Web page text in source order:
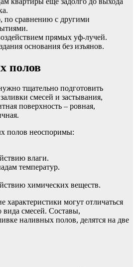
по сравнению с другими
прямых уф-лучей.
основания без изъянов.
полов
тщательно подготовить
смесей и застывания,
поверхность – ровная,
полов неоспоримы:
влаги.
температур.
химических веществ.
характеристики могут отличаться
вида смесей. Составы,
наливных полов, делятся на две